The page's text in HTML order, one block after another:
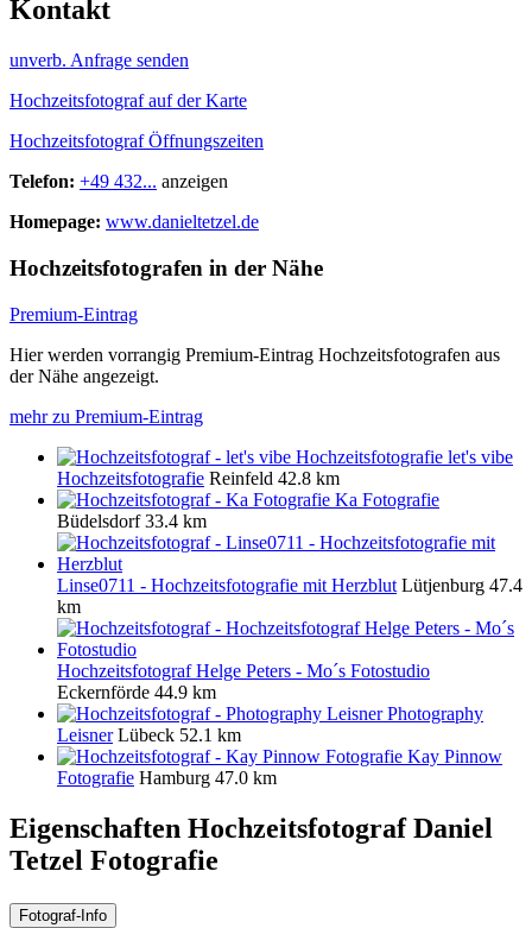
Kontakt
unverb. Anfrage senden
Hochzeitsfotograf auf der Karte
Hochzeitsfotograf Öffnungszeiten
Telefon: +49 432... anzeigen
Homepage: www.danieltetzel.de
Hochzeitsfotografen in der Nähe
Premium-Eintrag
Hier werden vorrangig Premium-Eintrag Hochzeitsfotografen aus
der Nähe angezeigt.
mehr zu Premium-Eintrag
let's vibe
Hochzeitsfotografie Reinfeld 42.8 km
Ka Fotografie
Büdelsdorf 33.4 km
Linse0711 - Hochzeitsfotografie mit Herzblut Lütjenburg 47.4
km
Hochzeitsfotograf Helge Peters - Mo´s Fotostudio
Eckernförde 44.9 km
Photography
Leisner Lübeck 52.1 km
Kay Pinnow
Fotografie Hamburg 47.0 km
Eigenschaften HochzeitsfotografDaniel
Tetzel Fotografie
Fotograf-Info